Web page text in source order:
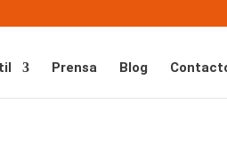
Prensa Blog